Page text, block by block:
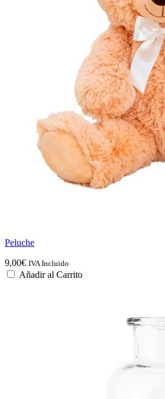
Peluche
9,00€ IVA Incluido
Añadir al Carrito